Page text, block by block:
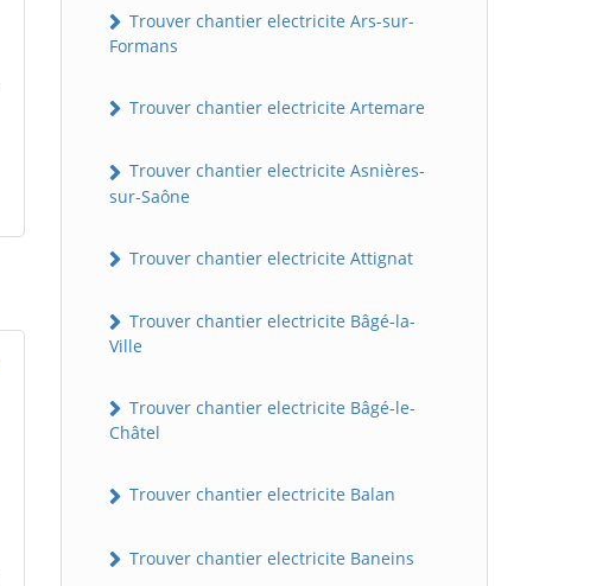
Trouver chantier electricite Ars-sur-
Formans
Trouver chantier electricite Artemare
Trouver chantier electricite Asnières-
sur-Saône
Trouver chantier electricite Attignat
Trouver chantier electricite Bâgé-la-
Ville
Trouver chantier electricite Bâgé-le-
Châtel
Trouver chantier electricite Balan
Trouver chantier electricite Baneins